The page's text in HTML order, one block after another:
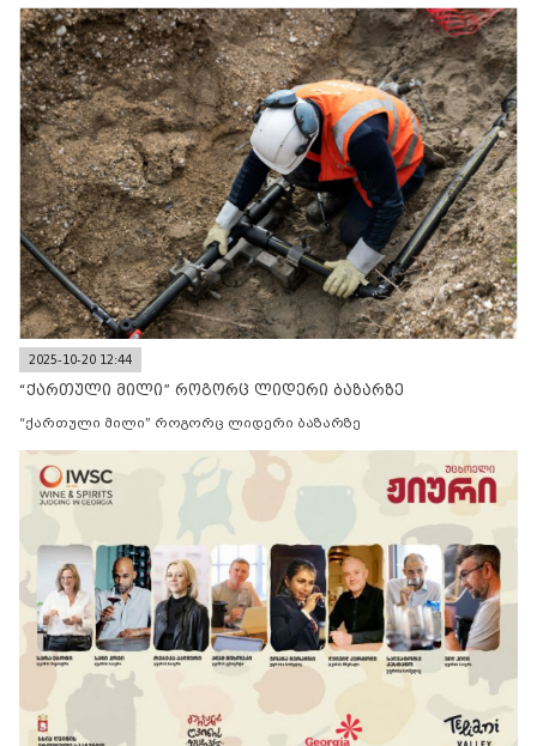
2025-10-20 12:44
“ქართული მილი” როგორც ლიდერი ბაზარზე
“ქართული მილი” როგორც ლიდერი ბაზარზე